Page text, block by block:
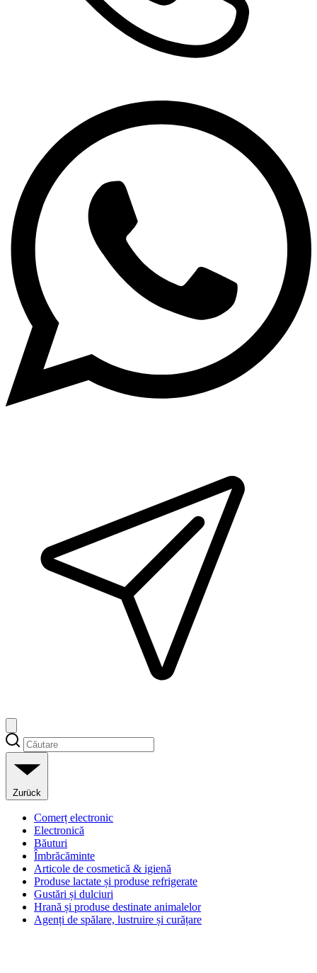
Zurück
Comerț electronic
Electronică
Băuturi
Îmbrăcăminte
Articole de cosmetică & igienă
Produse lactate și produse refrigerate
Gustări și dulciuri
Hrană și produse destinate animalelor
Agenți de spălare, lustruire și curățare